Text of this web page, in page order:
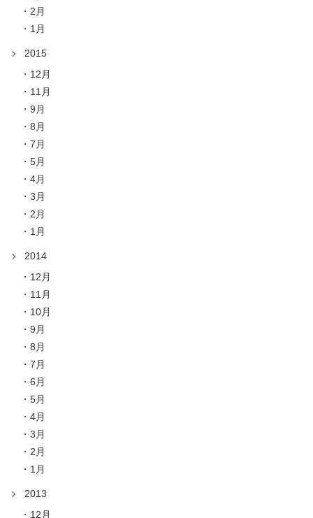
2月
1月
2015
12月
11月
9月
8月
7月
5月
4月
3月
2月
1月
2014
12月
11月
10月
9月
8月
7月
6月
5月
4月
3月
2月
1月
2013
12月